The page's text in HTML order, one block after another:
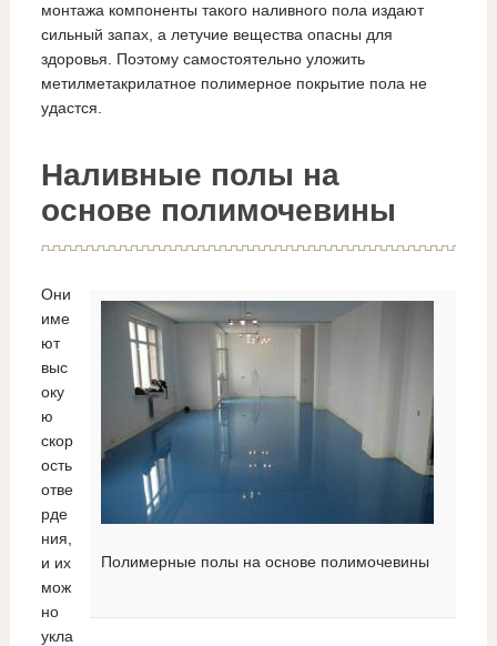
монтажа компоненты такого наливного пола издают
сильный запах, а летучие вещества опасны для
здоровья. Поэтому самостоятельно уложить
метилметакрилатное полимерное покрытие пола не
удастся.
Наливные полы на
основе полимочевины
Полимерные полы на основе полимочевины
Они
име
ют
выс
оку
ю
скор
ость
отве
рде
ния,
и их
мож
но
укла